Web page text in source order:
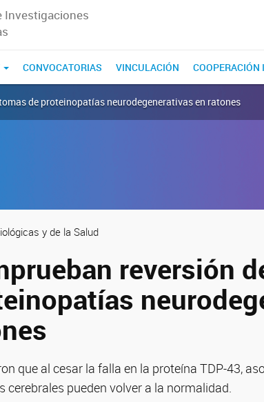
Investigaciones
CONVOCATORIAS VINCULACIÓN
de proteinopatías neurodegenerativas en ratones
y de la Salud
reversión
que al cesar la falla en la proteína TDP-43,
cerebrales pueden volver a la normalidad.